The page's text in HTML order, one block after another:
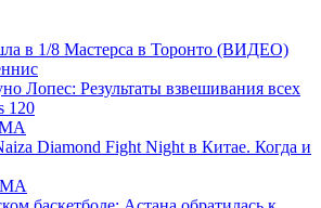
в 1/8 Мастерса в Торонто (ВИДЕО)
Лопес: Результаты взвешивания всех
120
Diamond Fight Night в Китае. Когда и